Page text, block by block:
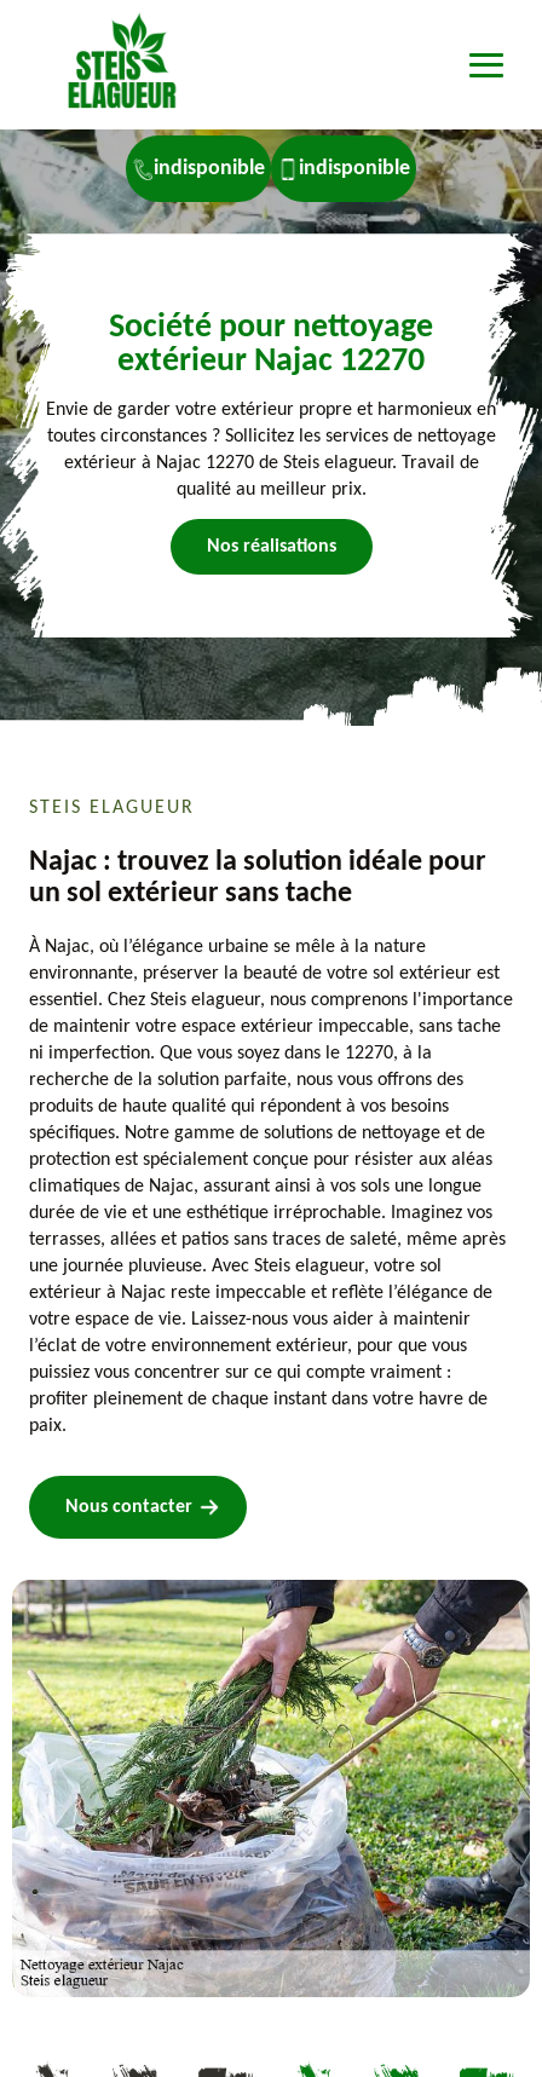
indisponible indisponible
Société pour nettoyage
extérieur Najac 12270
Envie de garder votre extérieur propre et harmonieux en
toutes circonstances ? Sollicitez les services de nettoyage
extérieur à Najac 12270 de Steis elagueur. Travail de
qualité au meilleur prix.
Nos réalisations
STEIS ELAGUEUR
Najac : trouvez la solution idéale pour
un sol extérieur sans tache
À Najac, où l’élégance urbaine se mêle à la nature
environnante, préserver la beauté de votre sol extérieur est
essentiel. Chez Steis elagueur, nous comprenons l'importance
de maintenir votre espace extérieur impeccable, sans tache
ni imperfection. Que vous soyez dans le 12270, à la
recherche de la solution parfaite, nous vous offrons des
produits de haute qualité qui répondent à vos besoins
spécifiques. Notre gamme de solutions de nettoyage et de
protection est spécialement conçue pour résister aux aléas
climatiques de Najac, assurant ainsi à vos sols une longue
durée de vie et une esthétique irréprochable. Imaginez vos
terrasses, allées et patios sans traces de saleté, même après
une journée pluvieuse. Avec Steis elagueur, votre sol
extérieur à Najac reste impeccable et reflète l’élégance de
votre espace de vie. Laissez-nous vous aider à maintenir
l’éclat de votre environnement extérieur, pour que vous
puissiez vous concentrer sur ce qui compte vraiment :
profiter pleinement de chaque instant dans votre havre de
paix.
Nous contacter